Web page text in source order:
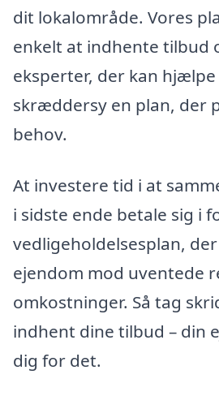
dit lokalområde. Vores
enkelt at indhente tilbud
eksperter, der kan
skræddersy en plan, der
behov.
At investere tid i at
i sidste ende betale sig i
vedligeholdelsesplan,
ejendom mod uventede
omkostninger. Så tag
indhent dine tilbud – din
dig for det.